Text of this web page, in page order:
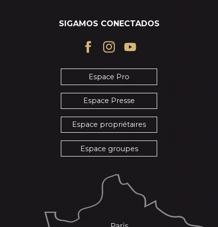
SIGAMOS CONECTADOS
Espace Pro
Espace Presse
Espace propriétaires
Espace groupes